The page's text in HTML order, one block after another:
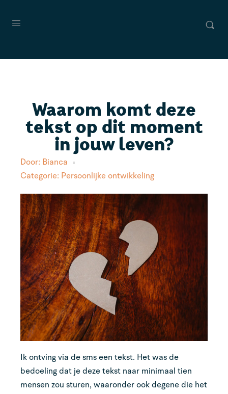
Waarom komt deze
tekst op dit moment
in jouw leven?
Door: Bianca
Categorie: Persoonlijke ontwikkeling
Ik ontving via de sms een tekst. Het was de
bedoeling dat je deze tekst naar minimaal tien
mensen zou sturen, waaronder ook degene die het